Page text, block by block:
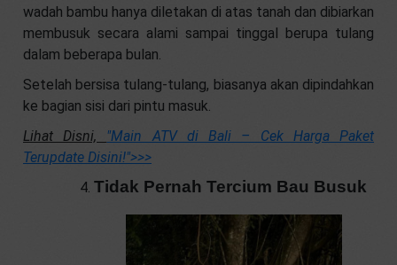
wadah bambu hanya diletakan di atas tanah dan dibiarkan
membusuk secara alami sampai tinggal berupa tulang
dalam beberapa bulan.
Setelah bersisa tulang-tulang, biasanya akan dipindahkan
ke bagian sisi dari pintu masuk.
Lihat Disni, "Main ATV di Bali – Cek Harga Paket
Terupdate Disini!">>>
Tidak Pernah Tercium Bau Busuk